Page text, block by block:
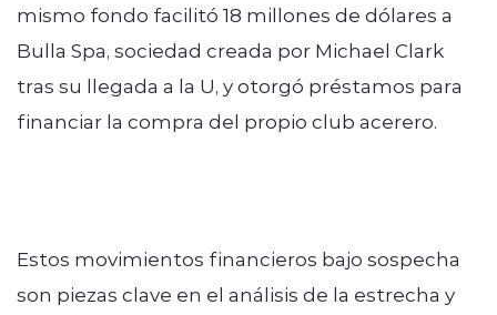
mismo fondo facilitó 18 millones de dólares a
Bulla Spa, sociedad creada por Michael Clark
tras su llegada a la U, y otorgó préstamos para
financiar la compra del propio club acerero.
Estos movimientos financieros bajo sospecha
son piezas clave en el análisis de la estrecha y